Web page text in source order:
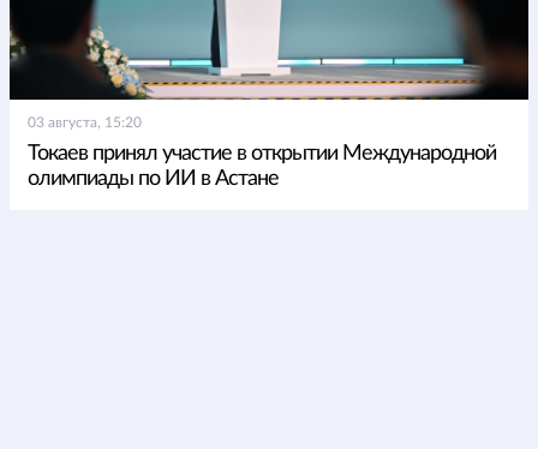
03 августа, 15:20
Токаев принял участие в открытии Международной
олимпиады по ИИ в Астане